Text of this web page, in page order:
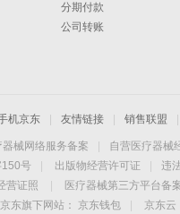
分期付款
公司转账
机京东 友情链接 销售联盟
械网络服务备案 自营医疗器械
150号
出版物经营许可证
违
营证照 医疗器械第三方平台备
京东旗下网站：
京东钱包 京东云